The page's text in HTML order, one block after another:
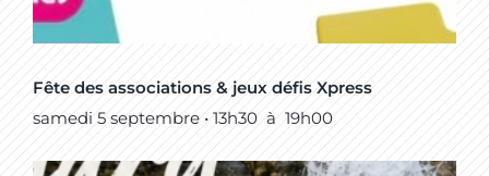
Fête des associations & jeux défis Xpress
samedi 5 septembre • 13h30 à 19h00